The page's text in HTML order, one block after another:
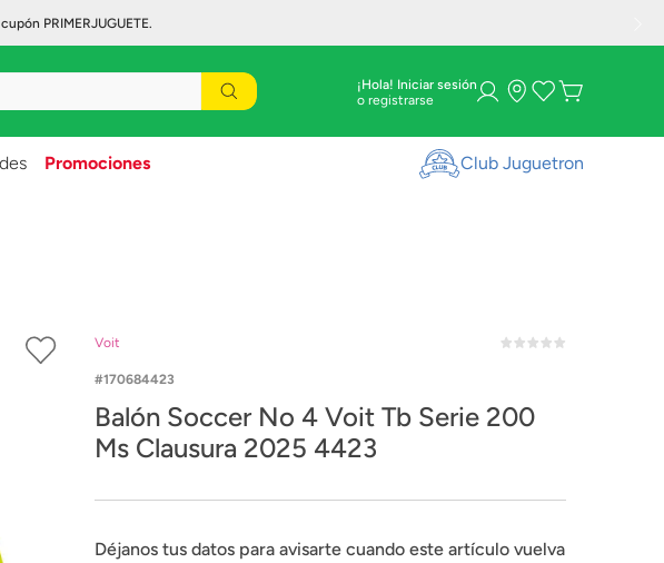
PRIMERJUGUETE.
¡Hola! Iniciar sesión
Promociones Club Juguetron
Voit
170684423
Balón Soccer No 4 Voit Tb Serie 200
Ms Clausura 2025 4423
Déjanos tus datos para avisarte cuando este artículo vuelva